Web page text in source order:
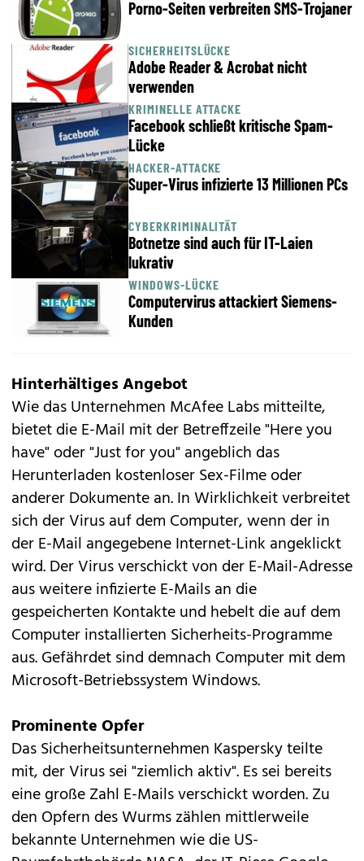
Porno-Seiten verbreiten SMS-Trojaner
SICHERHEITSLÜCKE
Adobe Reader & Acrobat nicht
verwenden
KRIMINELLE ATTACKE
Facebook schließt kritische Spam-
Lücke
HACKER-ATTACKE
Super-Virus infizierte 13 Millionen PCs
CYBERKRIMINALITÄT
Botnetze sind auch für IT-Laien
lukrativ
WINDOWS-LÜCKE
Computervirus attackiert Siemens-
Kunden
Hinterhältiges Angebot
Wie das Unternehmen McAfeeLabs mitteilte,
bietet die E-Mail mit der Betreffzeile "Here you
have" oder "Just for you" angeblich das
Herunterladen kostenloser Sex-Filme oder
anderer Dokumente an. In Wirklichkeit verbreitet
sich derVirusauf dem Computer, wenn der in
der E-Mail angegebene Internet-Link angeklickt
wird. Der Virus verschickt von der E-Mail-Adresse
aus weitere infizierte E-Mails an die
gespeicherten Kontakte und hebelt die auf dem
Computer installierten Sicherheits-Programme
aus. Gefährdet sind demnach Computer mit dem
Microsoft-Betriebssystem Windows.
Prominente Opfer
Das Sicherheitsunternehmen Kasperskyteilte
mit, der Virus sei "ziemlich aktiv". Es sei bereits
eine große Zahl E-Mails verschickt worden. Zu
den Opfern des Wurms zählen mittlerweile
bekannte Unternehmen wie die US-